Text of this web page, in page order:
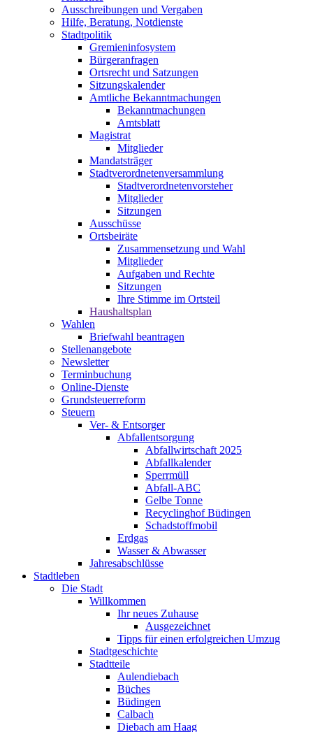
Ausschreibungen und Vergaben
Hilfe, Beratung, Notdienste
Stadtpolitik
Gremieninfosystem
Bürgeranfragen
Ortsrecht und Satzungen
Sitzungskalender
Amtliche Bekanntmachungen
Bekanntmachungen
Amtsblatt
Magistrat
Mitglieder
Mandatsträger
Stadtverordnetenversammlung
Stadtverordnetenvorsteher
Mitglieder
Sitzungen
Ausschüsse
Ortsbeiräte
Zusammensetzung und Wahl
Mitglieder
Aufgaben und Rechte
Sitzungen
Ihre Stimme im Ortsteil
Haushaltsplan
Wahlen
Briefwahl beantragen
Stellenangebote
Newsletter
Terminbuchung
Online-Dienste
Grundsteuerreform
Steuern
Ver- & Entsorger
Abfallentsorgung
Abfallwirtschaft 2025
Abfallkalender
Sperrmüll
Abfall-ABC
Gelbe Tonne
Recyclinghof Büdingen
Schadstoffmobil
Erdgas
Wasser & Abwasser
Jahresabschlüsse
Stadtleben
Die Stadt
Willkommen
Ihr neues Zuhause
Ausgezeichnet
Tipps für einen erfolgreichen Umzug
Stadtgeschichte
Stadtteile
Aulendiebach
Büches
Büdingen
Calbach
Diebach am Haag